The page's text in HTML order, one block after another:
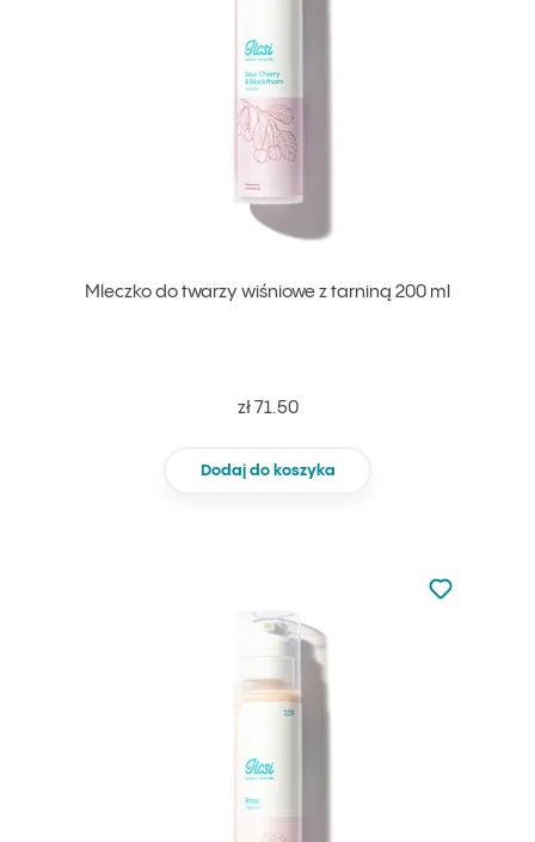
Mleczko do twarzy wiśniowe z tarniną 200 ml
zł 71.50
Dodaj do koszyka
Nie dodano
Dodaj do